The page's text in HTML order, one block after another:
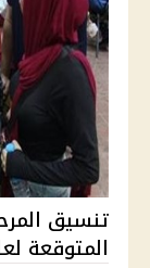
المتوقعة